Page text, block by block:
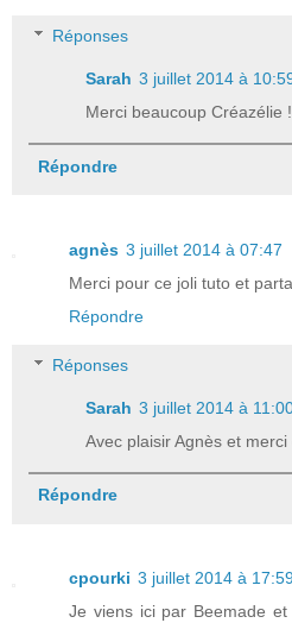
Réponses
Sarah 3 juillet 2014 à
Merci beaucoup Créazélie !
Répondre
agnès 3 juillet 2014 à 07:47
Merci pour ce joli tuto et
Répondre
Réponses
Sarah 3 juillet 2014 à
Avec plaisir Agnès et
Répondre
cpourki 3 juillet 2014 à
Je viens ici par Beemade